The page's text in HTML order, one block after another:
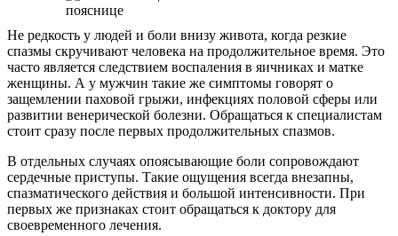
Не редкость у людей и боли внизу живота, когда резкие
спазмы скручивают человека на продолжительное время. Это
часто является следствием воспаления в яичниках и матке
женщины. А у мужчин такие же симптомы говорят о
защемлении паховой грыжи, инфекциях половой сферы или
развитии венерической болезни. Обращаться к специалистам
стоит сразу после первых продолжительных спазмов.
В отдельных случаях опоясывающие боли сопровождают
сердечные приступы. Такие ощущения всегда внезапны,
спазматического действия и большой интенсивности. При
первых же признаках стоит обращаться к доктору для
своевременного лечения.